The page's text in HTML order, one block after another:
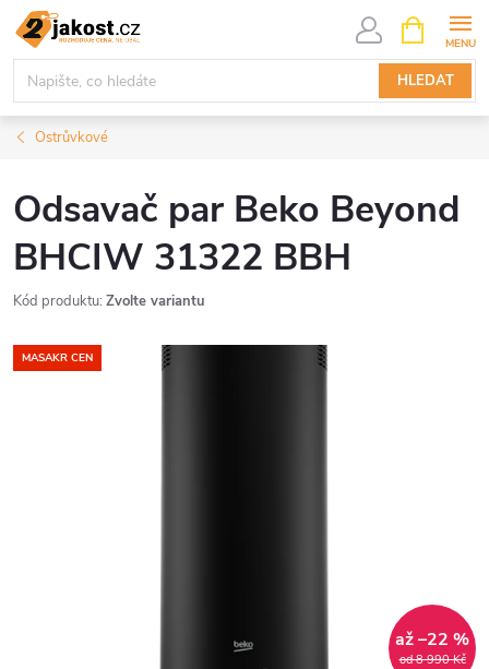
Přejít
obsah
HLEDAT
NÁKUPNÍ
KOŠÍK
Ostrůvkové
Odsavač par Beko Beyond
BHCIW 31322 BBH
Kód produktu: Zvolte variantu
MASAKR CEN
od 8 990 Kč
až –22 %